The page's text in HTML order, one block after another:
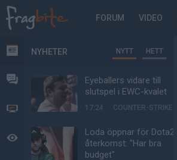
FORUM VIDEO
NYHETER
FORUM
VIDEO
BEVAKAT
NYHETER NYTT HETT
Eyeballers vidare till
slutspel i EWC-kvalet
17:24 COUNTER-STRIKE
Loda öppnar för Dota2-
återkomst: "Har bra
budget"